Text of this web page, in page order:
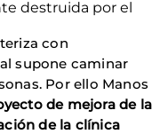
destruida por el
con
supone caminar
Por ello Manos
de mejora de la
de la clínica